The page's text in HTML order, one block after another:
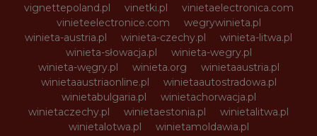
vignettepoland.pl
vinetki.pl
vinietaelectronica.com
vinieteelectronice.com
wegrywinieta.pl
winieta-austria.pl
winieta-czechy.pl
winieta-litwa.pl
winieta-słowacja.pl
winieta-wegry.pl
winieta-węgry.pl
winieta.org
winietaaustria.pl
winietaaustriaonline.pl
winietaautostradowa.pl
winietabulgaria.pl
winietachorwacja.pl
winietaczechy.pl
winietaestonia.pl
winietalitwa.pl
winietalotwa.pl
winietamoldawia.pl